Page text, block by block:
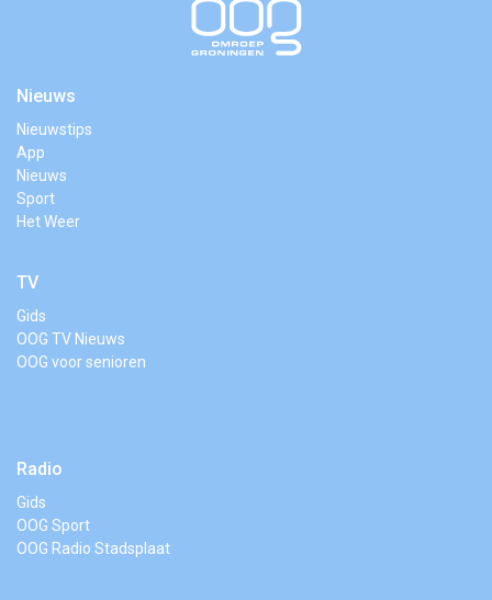
Nieuws
Nieuwstips
App
Nieuws
Sport
Het Weer
TV
Gids
OOG TV Nieuws
OOG voor senioren
Radio
Gids
OOG Sport
OOG Radio Stadsplaat